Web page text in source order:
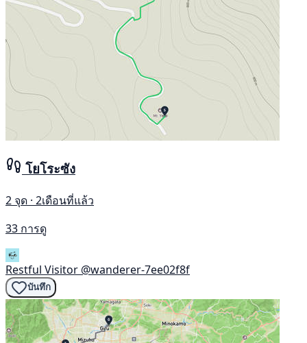
โยโระซัง
2 จุด · 2เดือนที่แล้ว
33 การดู
Restful Visitor @wanderer-7ee02f8f
บันทึก